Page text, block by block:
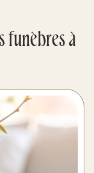
funèbres à